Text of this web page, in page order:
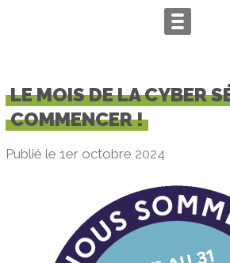
LE MOIS DE LA CYBER
COMMENCER !
Publié le 1er octobre 2024